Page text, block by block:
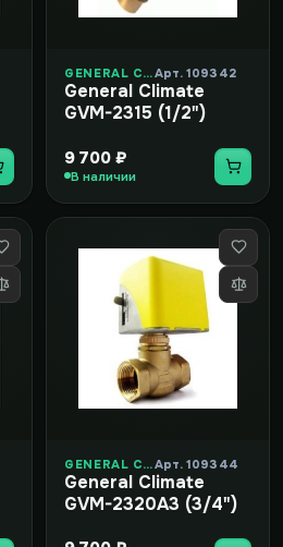
GENERAL CLIMATEАрт. 109342
General Climate
GVM-2315 (1/2")
9 700 ₽
В наличии
GENERAL CLIMATEАрт. 109344
General Climate
GVM-2320A3 (3/4")